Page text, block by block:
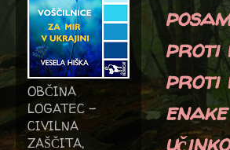
proti
proti
OBČINA
LOGATEC -
CIVILNA
ZAŠČITA,